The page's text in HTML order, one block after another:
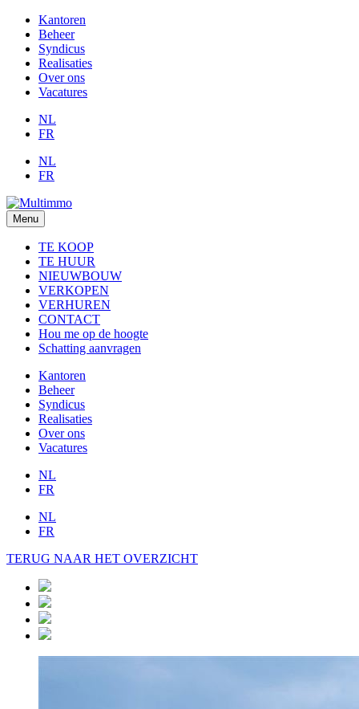
Kantoren
Beheer
Syndicus
Realisaties
Over ons
Vacatures
NL
FR
NL
FR
Menu
TE KOOP
TE HUUR
NIEUWBOUW
VERKOPEN
VERHUREN
CONTACT
Hou me op de hoogte
Schatting aanvragen
Kantoren
Beheer
Syndicus
Realisaties
Over ons
Vacatures
NL
FR
NL
FR
TERUG NAAR HET OVERZICHT